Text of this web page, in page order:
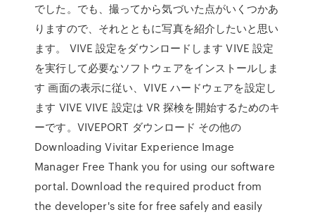
でした。でも、撮ってから気づいた点がいくつかあ
りますので、それとともに写真を紹介したいと思い
ます。 VIVE 設定をダウンロードします VIVE 設定
を実行して必要なソフトウェアをインストールしま
す 画面の表示に従い、VIVE ハードウェアを設定し
ます VIVE VIVE 設定は VR 探検を開始するためのキ
ーです。VIVEPORT ダウンロード その他の
Downloading Vivitar Experience Image
Manager Free Thank you for using our software
portal. Download the required product from
the developer's site for free safely and easily